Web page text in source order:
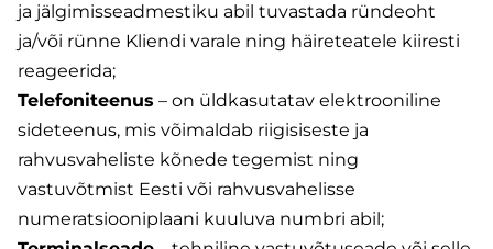
ja jälgimisseadmestiku abil tuvastada ründeoht
ja/või rünne Kliendi varale ning häireteatele kiiresti
reageerida;
Telefoniteenus – on üldkasutatav elektrooniline
sideteenus, mis võimaldab riigisiseste ja
rahvusvaheliste kõnede tegemist ning
vastuvõtmist Eesti või rahvusvahelisse
numeratsiooniplaani kuuluva numbri abil;